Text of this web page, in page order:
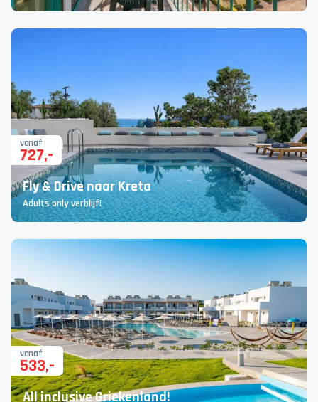
vanaf
727,-
Fly & Drive naar Kreta
Adults only verblijf!
vanaf
533,-
All inclusive Griekenland!